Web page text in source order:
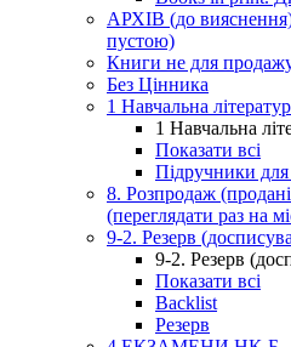
АРХІВ (до
пустою)
Книги не для
Без Цінника
1 Навчальна
1 Навчальна
Показати всі
Підручники для
8. Розпродаж
(переглядати раз на
9-2. Резерв
9-2. Резерв
Показати всі
Backlist
Резерв